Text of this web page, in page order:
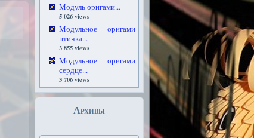
Модуль оригами...
5 026 views
Модульное оригами
птичка...
3 855 views
Модульное оригами
сердце...
3 706 views
Архивы